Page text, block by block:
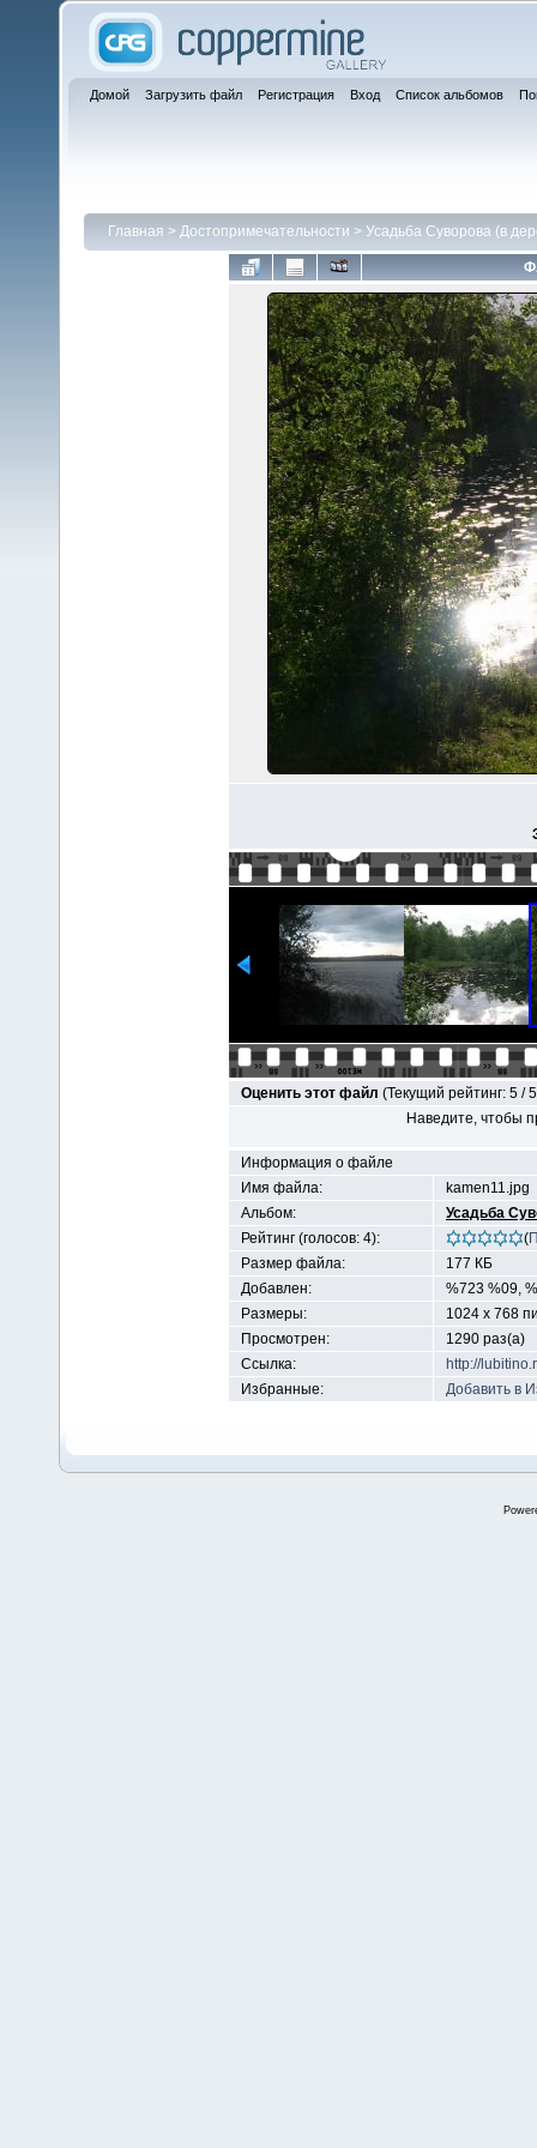
Домой Загрузить файл Регистрация Вход Список альбомов
Главная > Достопримечательности > Усадьба Суворова (в
Оценить этот файл (Текущий рейтинг: 5 /
Наведите, чтобы
Информация о файле
Имя файла:
kamen11.jpg
Альбом:
Усадьба
Рейтинг (голосов: 4):
(
Размер файла:
177 КБ
Добавлен:
%723 %09,
Размеры:
1024 x 768
Просмотрен:
1290 раз(а)
Ссылка:
http://
Избранные:
Добавить в